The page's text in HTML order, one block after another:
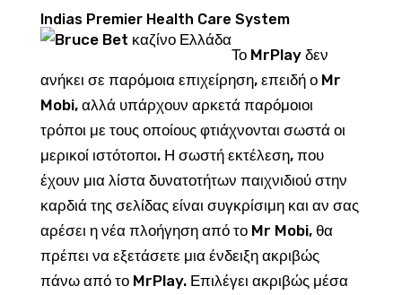
Indias Premier Health Care System
Το MrPlay δεν
ανήκει σε παρόμοια επιχείρηση, επειδή ο Mr
Mobi, αλλά υπάρχουν αρκετά παρόμοιοι
τρόποι με τους οποίους φτιάχνονται σωστά οι
μερικοί ιστότοποι. Η σωστή εκτέλεση, που
έχουν μια λίστα δυνατοτήτων παιχνιδιού στην
καρδιά της σελίδας είναι συγκρίσιμη και αν σας
αρέσει η νέα πλοήγηση από το Mr Mobi, θα
πρέπει να εξετάσετε μια ένδειξη ακριβώς
πάνω από το MrPlay. Επιλέγει ακριβώς μέσα